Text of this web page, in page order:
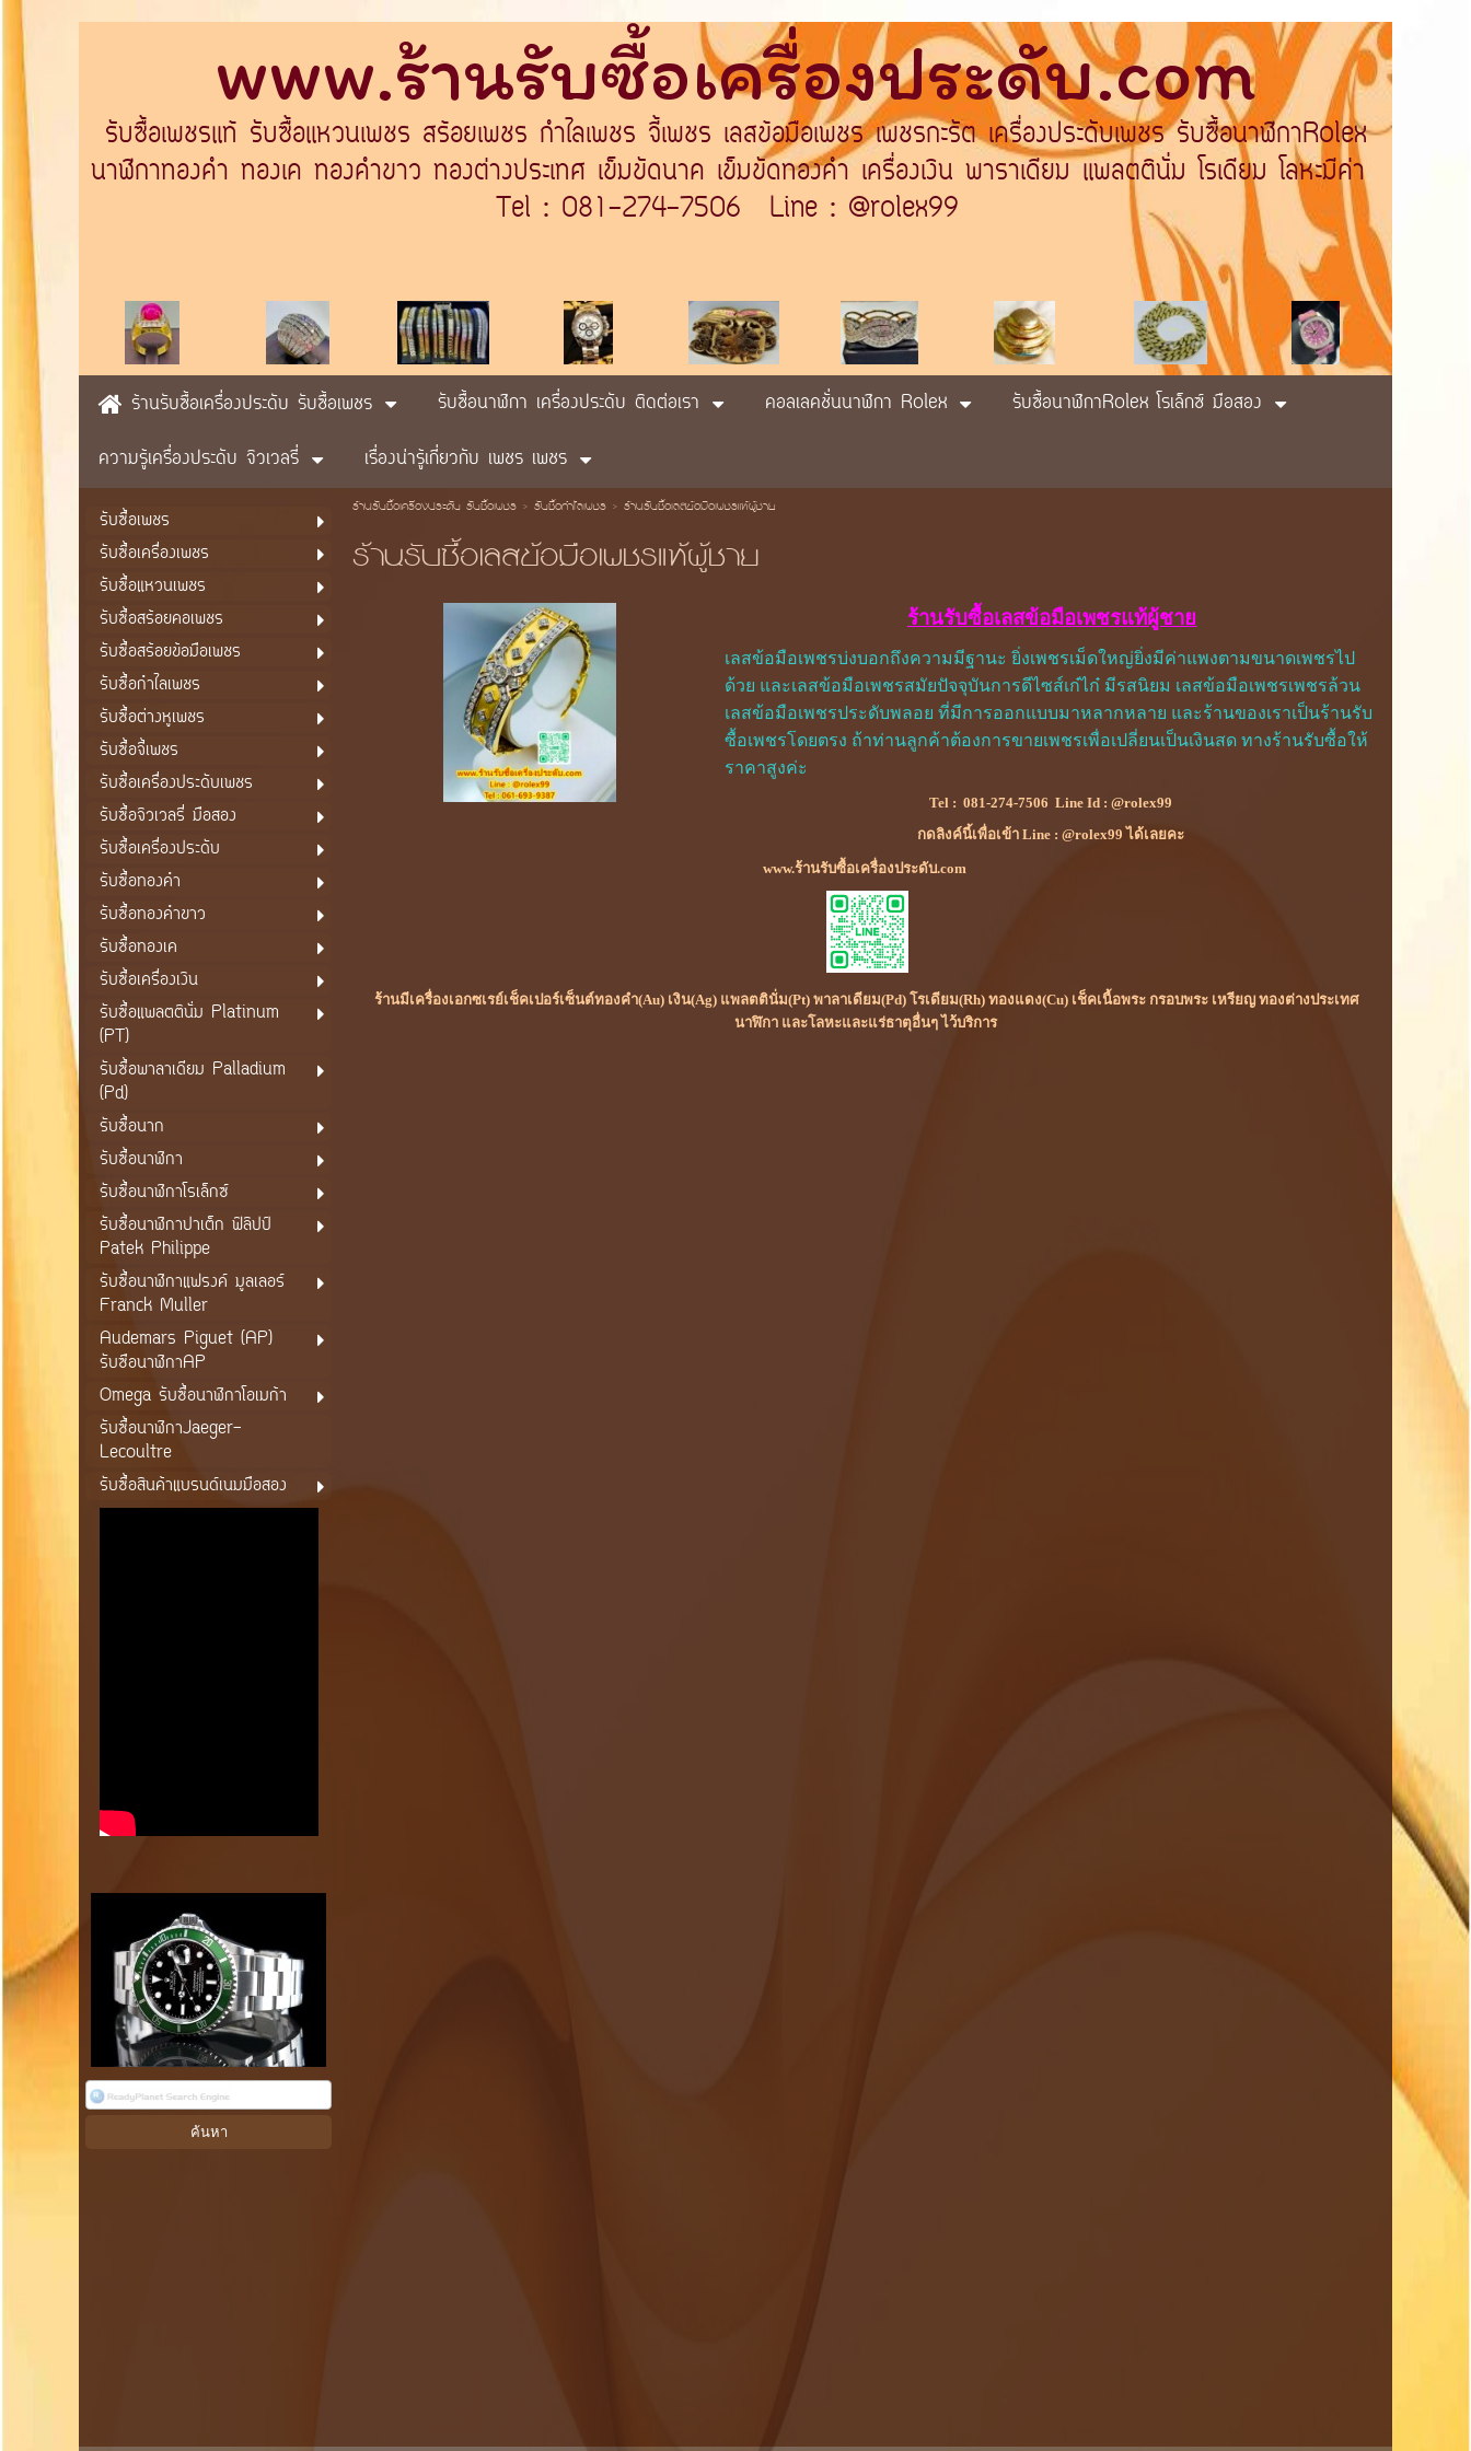
www.ร้านรับซื้อเครื่องประดับ.com
รับซื้อเพชรแท้ รับซื้อแหวนเพชร สร้อยเพชร กำไลเพชร จี้เพชร เลสข้อมือเพชร เพชรกะรัต เครื่องประดับเพชร รับซื้อนาฬิกาRolex
นาฬิกาทองคำ ทองเค ทองคำขาว ทองต่างประเทศ เข็มขัดนาค เข็มขัดทองคำ เครื่องเงิน พาราเดียม แพลตตินั่ม โรเดียม โลหะมีค่า
Tel : 081-274-7506 Line : @rolex99
ร้านรับซื้อเครื่องประดับ รับซื้อเพชร รับซื้อนาฬิกา เครื่องประดับ ติดต่อเรา คอลเลคชั่นนาฬิกา Rolex
รับซื้อนาฬิกาRolex โรเล็กซ์ มือสอง
ความรู้เครื่องประดับ จิวเวลรี่
เรื่องน่ารู้เกี่ยวกับ เพชร เพชร
รับซื้อเพชร
รับซื้อเครื่องเพชร
รับซื้อแหวนเพชร
รับซื้อสร้อยคอเพชร
รับซื้อสร้อยข้อมือเพชร
รับซื้อกำไลเพชร
รับซื้อต่างหูเพชร
รับซื้อจี้เพชร
รับซื้อเครื่องประดับเพชร
รับซื้อจิวเวลรี่ มือสอง
รับซื้อเครื่องประดับ
รับซื้อทองคำ
รับซื้อทองคำขาว
รับซื้อทองเค
รับซื้อเครื่องเงิน
รับซื้อแพลตตินั่ม Platinum
(PT)
รับซื้อพาลาเดียม Palladium
(Pd)
รับซื้อนาก
รับซื้อนาฬิกา
รับซื้อนาฬิกาโรเล็กซ์
รับซื้อนาฬิกาปาเต็ก ฟิลิปป์
Patek Philippe
รับซื้อนาฬิกาแฟรงค์ มูลเลอร์
Franck Muller
Audemars Piguet (AP)
รับซือนาฬิกาAP
Omega รับซื้อนาฬิกาโอเมก้า
รับซื้อนาฬิกาJaeger-
Lecoultre
รับซื้อสินค้าแบรนด์เนมมือสอง
ร้านรับซื้อเครื่องประดับ รับซื้อเพชร> รับซื้อกำไลเพชร> ร้านรับซื้อเลสข้อมือเพชรแท้ผู้ชาย
ร้านรับซื้อเลสข้อมือเพชรแท้ผู้ชาย
ร้านรับซื้อเลสข้อมือเพชรแท้ผู้ชาย
เลสข้อมือเพชรบ่งบอกถึงความมีฐานะ ยิ่งเพชรเม็ดใหญ่ยิ่งมีค่าแพงตามขนาดเพชรไป
ด้วย และเลสข้อมือเพชรสมัยปัจจุบันการดีไซส์เก๋ไก๋ มีรสนิยม เลสข้อมือเพชรเพชรล้วน
เลสข้อมือเพชรประดับพลอย ที่มีการออกแบบมาหลากหลาย และร้านของเราเป็นร้านรับ
ซื้อเพชรโดยตรง ถ้าท่านลูกค้าต้องการขายเพชรเพื่อเปลี่ยนเป็นเงินสด ทางร้านรับซื้อให้
ราคาสูงค่ะ
Tel : 081-274-7506 Line Id : @rolex99
กดลิงค์นี้เพื่อเข้า Line : @rolex99 ได้เลยคะ
www.ร้านรับซื้อเครื่องประดับ.com
ร้านมีเครื่องเอกซเรย์เช็คเปอร์เซ็นต์ทองคำ(Au) เงิน(Ag) แพลตตินั่ม(Pt) พาลาเดียม(Pd) โรเดียม(Rh) ทองแดง(Cu) เช็คเนื้อพระ กรอบพระ เหรียญ ทองต่างประเทศ
นาฬิกา และโลหะและแร่ธาตุอื่นๆ ไว้บริการ